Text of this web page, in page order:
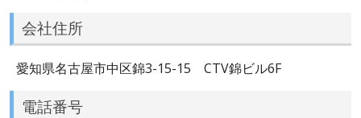
会社住所
愛知県名古屋市中区錦3-15-15 CTV錦ビル6F
電話番号